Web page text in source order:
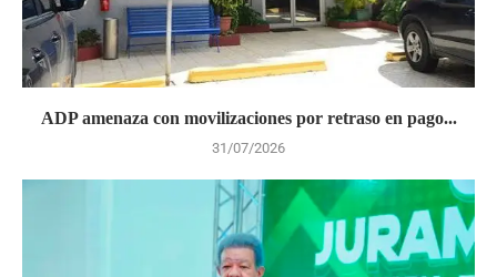
ADP amenaza con movilizaciones por retraso en pago...
31/07/2026